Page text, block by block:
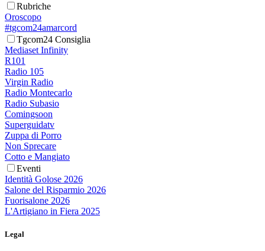
Rubriche
Oroscopo
#tgcom24amarcord
Tgcom24 Consiglia
Mediaset Infinity
R101
Radio 105
Virgin Radio
Radio Montecarlo
Radio Subasio
Comingsoon
Superguidatv
Zuppa di Porro
Non Sprecare
Cotto e Mangiato
Eventi
Identità Golose 2026
Salone del Risparmio 2026
Fuorisalone 2026
L'Artigiano in Fiera 2025
Legal